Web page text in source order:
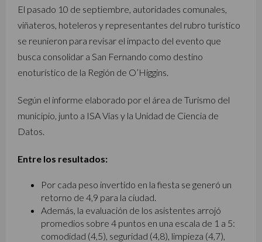
El pasado 10 de septiembre, autoridades comunales,
viñateros, hoteleros y representantes del rubro turístico
se reunieron para revisar el impacto del evento que
busca consolidar a San Fernando como destino
enoturístico de la Región de O’Higgins.
Según el informe elaborado por el área de Turismo del
municipio, junto a ISA Vías y la Unidad de Ciencia de
Datos.
Entre los resultados:
Por cada peso invertido en la fiesta se generó un
retorno de 4,9 para la ciudad.
Además, la evaluación de los asistentes arrojó
promedios sobre 4 puntos en una escala de 1 a 5:
comodidad (4,5), seguridad (4,8), limpieza (4,7),